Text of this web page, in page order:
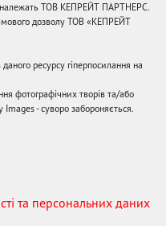
належать ТОВ КЕПРЕЙТ ПАРТНЕРС.
дозволу ТОВ «КЕПРЕЙТ
ресурсу гіперпосилання на
фотографічних творів та/або
Images - суворо забороняється.
та персональних даних